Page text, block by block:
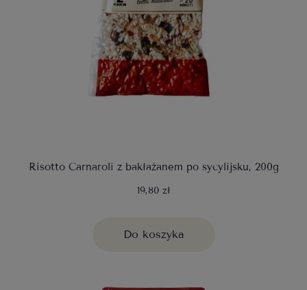
Risotto Carnaroli z bakłażanem po sycylijsku, 200g
19,80 zł
Do koszyka